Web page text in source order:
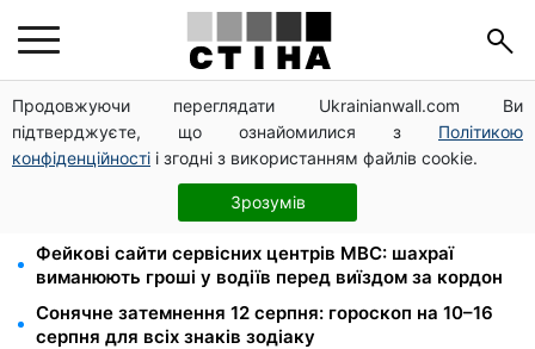
Продовжуючи переглядати Ukrainianwall.com Ви
підтверджуєте, що ознайомилися з Політикою
конфіденційності і згодні з використанням файлів cookie.
Зрозумів
Церковне свято 9 серпня: апостол Матфій, три
суворі заборони Успенського посту та прикмети на
зиму
Зарплата 30 000 грн — пенсія 11 500 грн: ПФУ
пояснив формулу розрахунку виплат у 2026 році
Фейкові сайти сервісних центрів МВС: шахраї
виманюють гроші у водіїв перед виїздом за кордон
Сонячне затемнення 12 серпня: гороскоп на 10–16
серпня для всіх знаків зодіаку